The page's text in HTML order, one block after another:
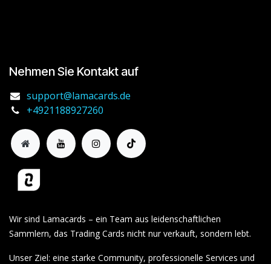
Nehmen Sie Kontakt auf
support@lamacards.de
+4921188927260
Wir sind Lamacards – ein Team aus leidenschaftlichen
Sammlern, das Trading Cards nicht nur verkauft, sondern lebt.
Unser Ziel: eine starke Community, professionelle Services und